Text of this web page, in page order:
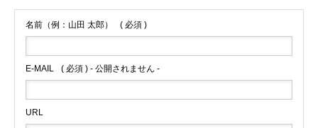
名前（例：山田 太郎） ( 必須 )
E-MAIL ( 必須 ) - 公開されません -
URL